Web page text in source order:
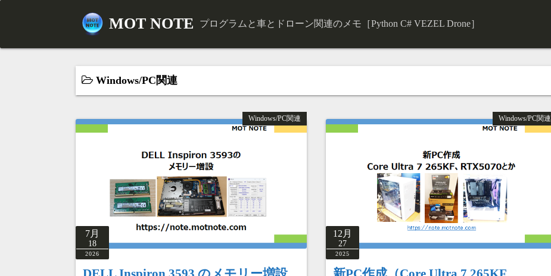
MOT NOTE プログラムと車とドローン関連のメモ［Python C# VEZEL Drone］
Windows/PC関連
Windows/PC関連
7月
18
2026
Windows/PC関連
12月
27
2025